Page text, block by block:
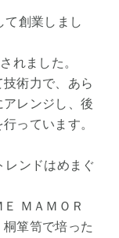
て創業しまし
れました。
術力で、あら
レンジし、後
っています。
レンドはめまぐ
ＭＡＭＯＲ
箪笥で培った